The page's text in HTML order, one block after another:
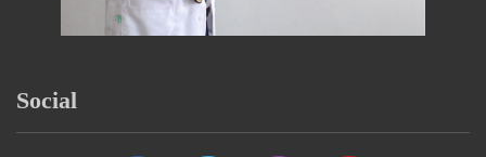
Social